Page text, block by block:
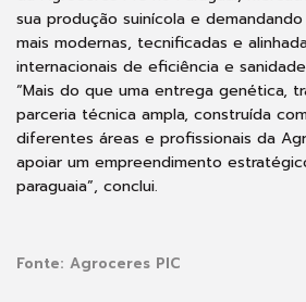
sua produção suinícola e
mais modernas, tecnificadas e
internacionais de eficiência e
“Mais do que uma entrega genética,
parceria técnica ampla, construída
diferentes áreas e profissionais da
apoiar um empreendimento
paraguaia”, conclui.
Fonte: Agroceres PIC